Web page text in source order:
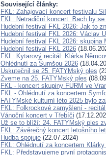
Související články:
FKL: Zahajovací koncert festivalu
FKL: Netradiční koncert: Bach by
Hudební festival FKL 2026: Jak to
Hudební festival FKL 2026: Václav
Hudební festival FKL 2026:
Hudební festival FKL 2026
FKL: Kytarový recitál: Klárka
Ohlédnutí za Šumšou 2026
Uskutečnil se 25. FATYMský ples
Zveme na 25. FATYMský ples
FKL - koncert skupiny FURM ve
FKL - Ohlédnutí za koncertem
FATYMské kulturní léto 2025 bylo
FKL: Folkrockové zamyšlení -
Vánoční koncert v Třebíči
Už se to blíží: 24. FATYMský ples
FKL: Závěrečný koncert letošního
Hudba spojuje (22.07.2024)
FKL: Ohlédnutí za koncertem
FKL: Představujeme první